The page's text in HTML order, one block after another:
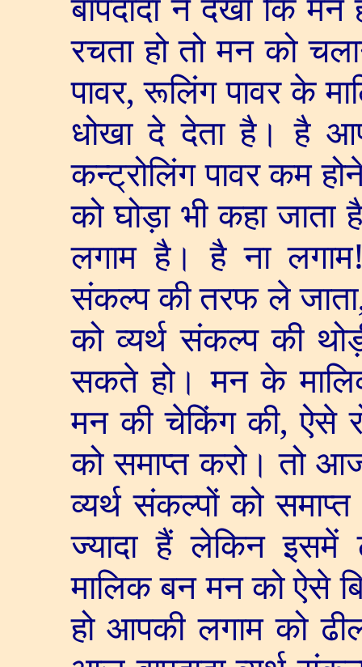
रचता हो तो मन को
पावर,रूलिंग पावर के
धोखा दे देता है। है
कन्ट्रोलिंग पावर कम
को घोड़ा भी कहा
लगाम है। है ना
संकल्प की तरफ ले जाता
को व्यर्थ संकल्प की
सकते हो। मन के
मन की चेकिंग की,ऐसे
को समाप्त करो। तो
व्यर्थ संकल्पों को
ज्यादा हैं लेकिन
मालिक बन मन को ऐसे
हो आपकी लगाम को